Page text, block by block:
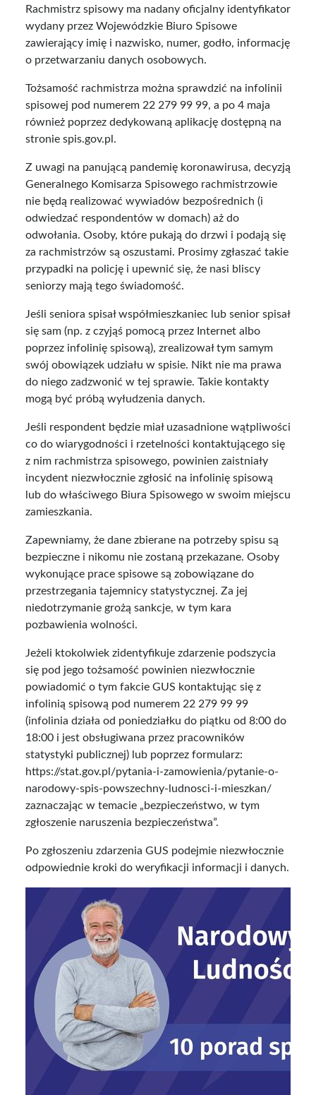
Rachmistrz spisowy ma nadany oficjalny identyfikator
wydany przez Wojewódzkie Biuro Spisowe
zawierający imię i nazwisko, numer, godło, informację
o przetwarzaniu danych osobowych.
Tożsamość rachmistrza można sprawdzić na infolinii
spisowej pod numerem 22 279 99 99, a po 4 maja
również poprzez dedykowaną aplikację dostępną na
stronie spis.gov.pl.
Z uwagi na panującą pandemię koronawirusa, decyzją
Generalnego Komisarza Spisowego rachmistrzowie
nie będą realizować wywiadów bezpośrednich (i
odwiedzać respondentów w domach) aż do
odwołania. Osoby, które pukają do drzwi i podają się
za rachmistrzów są oszustami. Prosimy zgłaszać takie
przypadki na policję i upewnić się, że nasi bliscy
seniorzy mają tego świadomość.
Jeśli seniora spisał współmieszkaniec lub senior spisał
się sam (np. z czyjąś pomocą przez Internet albo
poprzez infolinię spisową), zrealizował tym samym
swój obowiązek udziału w spisie. Nikt nie ma prawa
do niego zadzwonić w tej sprawie. Takie kontakty
mogą być próbą wyłudzenia danych.
Jeśli respondent będzie miał uzasadnione wątpliwości
co do wiarygodności i rzetelności kontaktującego się
z nim rachmistrza spisowego, powinien zaistniały
incydent niezwłocznie zgłosić na infolinię spisową
lub do właściwego Biura Spisowego w swoim miejscu
zamieszkania.
Zapewniamy, że dane zbierane na potrzeby spisu są
bezpieczne i nikomu nie zostaną przekazane. Osoby
wykonujące prace spisowe są zobowiązane do
przestrzegania tajemnicy statystycznej. Za jej
niedotrzymanie grożą sankcje, w tym kara
pozbawienia wolności.
Jeżeli ktokolwiek zidentyfikuje zdarzenie podszycia
się pod jego tożsamość powinien niezwłocznie
powiadomić o tym fakcie GUS kontaktując się z
infolinią spisową pod numerem 22 279 99 99
(infolinia działa od poniedziałku do piątku od 8:00 do
18:00 i jest obsługiwana przez pracowników
statystyki publicznej) lub poprzez formularz:
https://stat.gov.pl/pytania-i-zamowienia/pytanie-o-
narodowy-spis-powszechny-ludnosci-i-mieszkan/
zaznaczając w temacie „bezpieczeństwo, w tym
zgłoszenie naruszenia bezpieczeństwa”.
Po zgłoszeniu zdarzenia GUS podejmie niezwłocznie
odpowiednie kroki do weryfikacji informacji i danych.